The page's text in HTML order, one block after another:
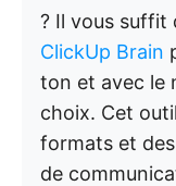
? Il vous suffit
ClickUp Brain
ton et avec le
choix. Cet
formats et
de